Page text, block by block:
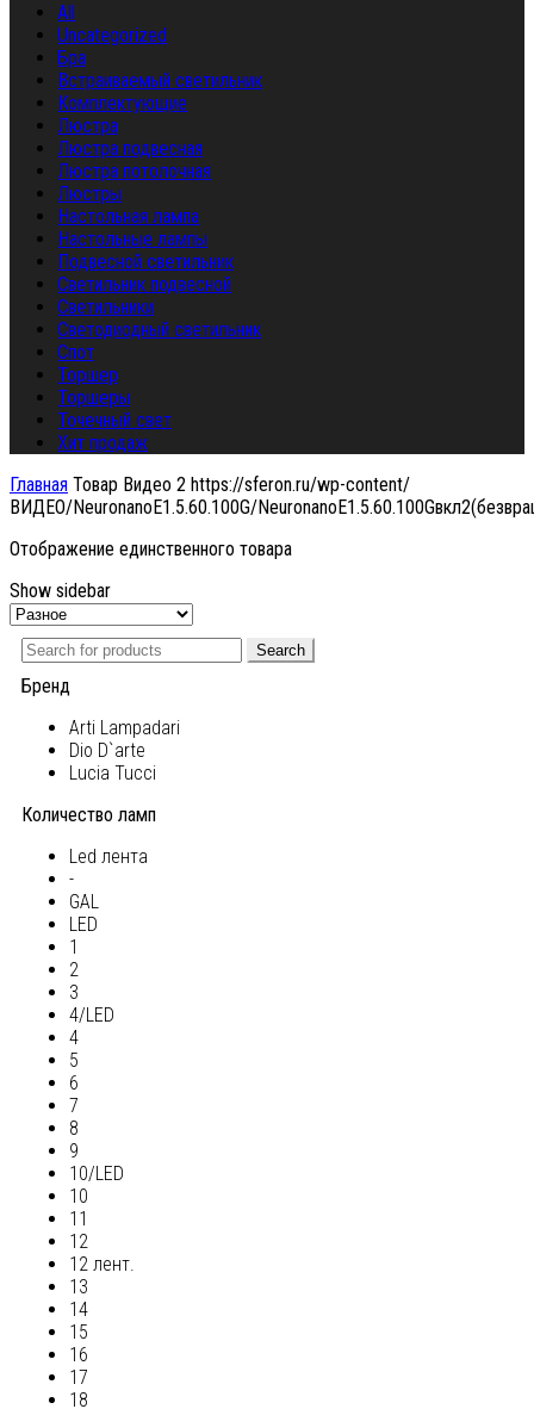
All
Uncategorized
Бра
Встраиваемый светильник
Комплектующие
Люстра
Люстра подвесная
Люстра потолочная
Люстры
Настольная лампа
Настольные лампы
Подвесной светильник
Светильник подвесной
Светильники
Светодиодный светильник
Спот
Торшер
Торшеры
Точечный свет
Хит продаж
Главная Товар Видео 2 https://sferon.ru/wp-content/
ВИДЕО/NeuronanoE1.5.60.100G/
Отображение единственного товара
Show sidebar
Search
Бренд
Arti Lampadari
Dio D`arte
Lucia Tucci
Количество ламп
Led лента
-
GAL
LED
1
2
3
4/LED
4
5
6
7
8
9
10/LED
10
11
12
12 лент.
13
14
15
16
17
18